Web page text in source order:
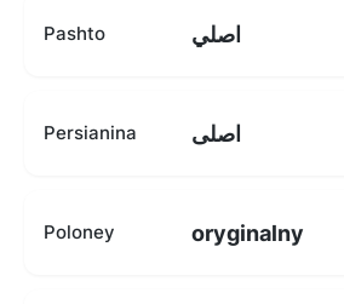
Pashto اصلي
Persianina اصلی
Poloney oryginalny